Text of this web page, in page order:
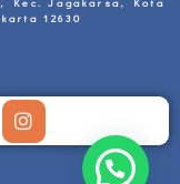
12630